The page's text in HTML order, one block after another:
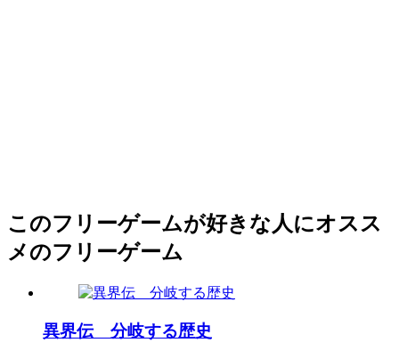
このフリーゲームが好きな人にオスス
メのフリーゲーム
異界伝 分岐する歴史